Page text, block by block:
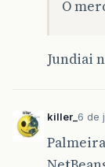
O
Jundiai
killer_ 6 de